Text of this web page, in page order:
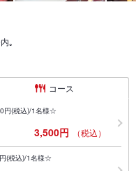
｡
コース
円(税込)/1名様☆
3,500円 （税込）
(税込)/1名様☆